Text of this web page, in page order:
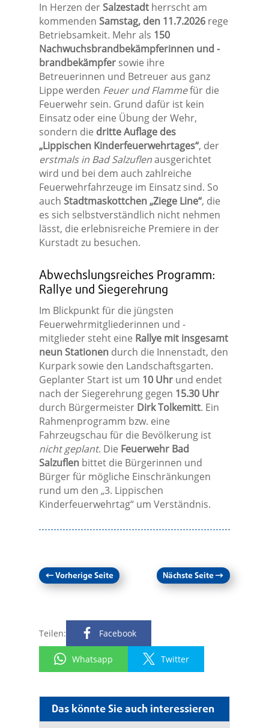
Das könnte Sie auch interessieren
In Herzen derSalzestadtherrscht am
kommenden Samstag, den 11.7.2026rege
Betriebsamkeit. Mehr als 150
Nachwuchsbrandbekämpferinnen und -
brandbekämpfersowie ihre
Betreuerinnen und Betreuer aus ganz
Lippe werden Feuer und Flammefür die
Feuerwehr sein. Grund dafür ist kein
Einsatz oder eine Übung der Wehr,
sondern die dritte Auflage des
„Lippischen Kinderfeuerwehrtages“, der
erstmals in Bad Salzuflenausgerichtet
wird und bei dem auch zahlreiche
Feuerwehrfahrzeuge im Einsatz sind. So
auch Stadtmaskottchen „Ziege Line“, die
es sich selbstverständlich nicht nehmen
lässt, die erlebnisreiche Premiere in der
Kurstadt zu besuchen.
Abwechslungsreiches Programm:
Rallye und Siegerehrung
Im Blickpunkt für die jüngsten
Feuerwehrmitgliederinnen und -
mitglieder steht eine Rallye mit insgesamt
neun Stationendurch die Innenstadt, den
Kurpark sowie den Landschaftsgarten.
Geplanter Start ist um 10 Uhrund endet
nach der Siegerehrung gegen 15.30 Uhr
durch Bürgermeister Dirk Tolkemitt. Ein
Rahmenprogramm bzw. eine
Fahrzeugschau für die Bevölkerung ist
nicht geplant. Die Feuerwehr Bad
Salzuflenbittet die Bürgerinnen und
Bürger für mögliche Einschränkungen
rund um den „3. Lippischen
Kinderfeuerwehrtag“ um Verständnis.
←Vorherige Seite Nächste Seite→
Teilen: Facebook
Whatsapp Twitter